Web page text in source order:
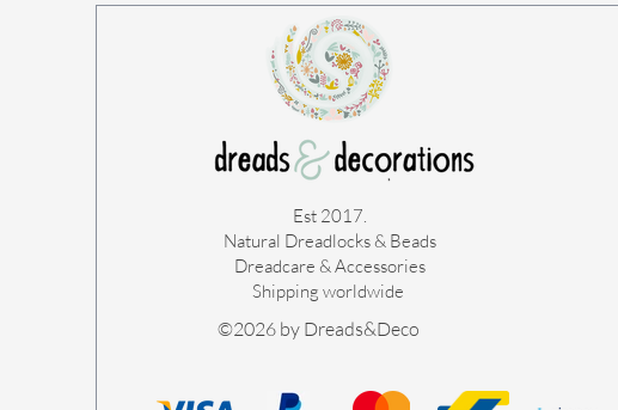
Est 2017.
Natural Dreadlocks & Beads
Dreadcare & Accessories
Shipping worldwide ​
©2026 by Dreads&Deco